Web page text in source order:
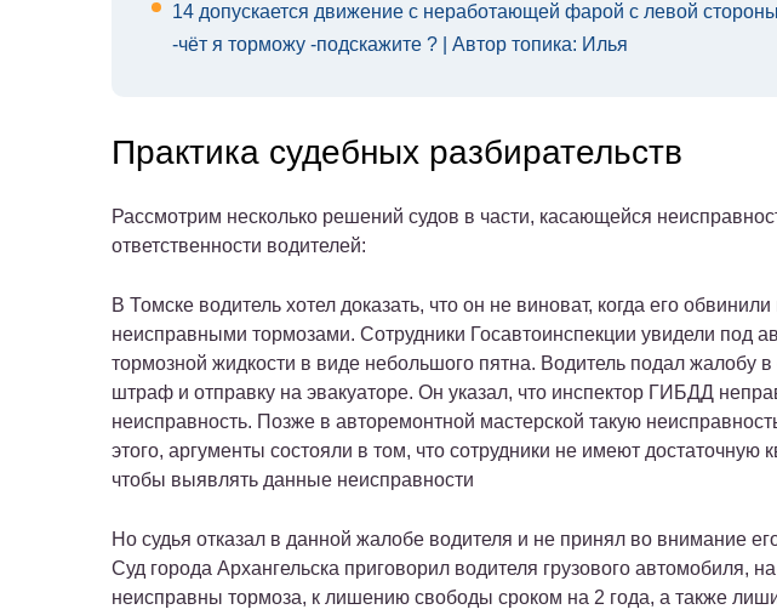
14 допускается движение с неработающей фарой с левой
-чёт я торможу -подскажите ? | Автор топика: Илья
Практика судебных разбирательств
Рассмотрим несколько решений судов в части, касающейся
ответственности водителей:
В Томске водитель хотел доказать, что он не виноват, когда его
неисправными тормозами. Сотрудники Госавтоинспекции увидели под
тормозной жидкости в виде небольшого пятна. Водитель подал жалобу
штраф и отправку на эвакуаторе. Он указал, что инспектор ГИБДД
неисправность. Позже в авторемонтной мастерской такую
этого, аргументы состояли в том, что сотрудники не имеют достаточную
чтобы выявлять данные неисправности
Но судья отказал в данной жалобе водителя и не принял во внимание
Суд города Архангельска приговорил водителя грузового автомобиля,
неисправны тормоза, к лишению свободы сроком на 2 года, а также